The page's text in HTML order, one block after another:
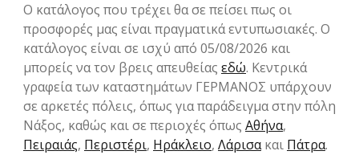
Ο κατάλογος που τρέχει θα σε πείσει πως οι
προσφορές μας είναι πραγματικά εντυπωσιακές. Ο
κατάλογος είναι σε ισχύ από 05/08/2026 και
μπορείς να τον βρεις απευθείας εδώ. Κεντρικά
γραφεία των καταστημάτων ΓΕΡΜΑΝΟΣ υπάρχουν
σε αρκετές πόλεις, όπως για παράδειγμα στην πόλη
Νάξος, καθώς και σε περιοχές όπως Αθήνα,
Πειραιάς, Περιστέρι, Ηράκλειο, Λάρισακαι Πάτρα.